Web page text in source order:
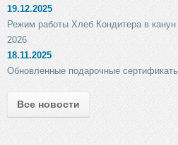
19.12.2025
Режим работы Хлеб Кондитера в
2026
18.11.2025
Обновленные подарочные
Все новости